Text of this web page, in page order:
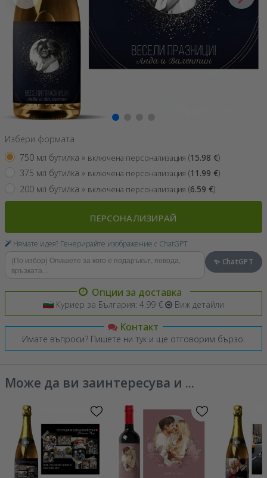
Избери формата
750 мл бутилка » включена персонализация (15.98 €)
375 мл бутилка » включена персонализация (11.99 €)
200 мл бутилка » включена персонализация (6.59 €)
ПЕРСОНАЛИЗИРАЙ
Нямате идея? Генерирайте изображение с ChatGPT
✨ ChatGPT
Опции за доставка
Куриер за България: 4.99 € Виж детайли
Контакт
Имате въпроси? Пишете ни тук и ще отговорим бързо.
Може да ви заинтересува и ...